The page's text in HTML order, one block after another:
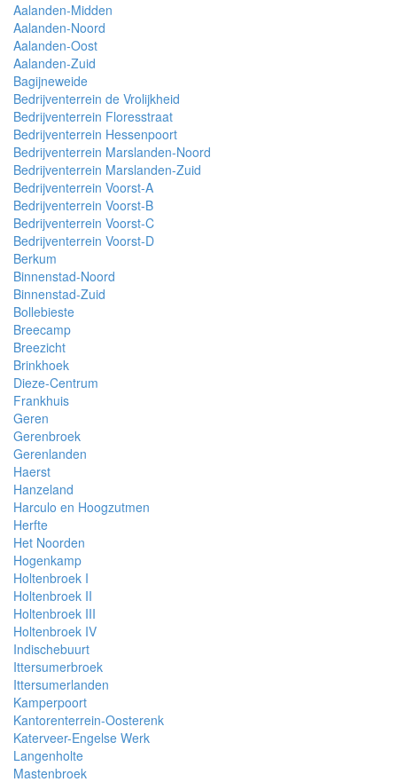
Aalanden-Midden
Aalanden-Noord
Aalanden-Oost
Aalanden-Zuid
Bagijneweide
Bedrijventerrein de Vrolijkheid
Bedrijventerrein Floresstraat
Bedrijventerrein Hessenpoort
Bedrijventerrein Marslanden-Noord
Bedrijventerrein Marslanden-Zuid
Bedrijventerrein Voorst-A
Bedrijventerrein Voorst-B
Bedrijventerrein Voorst-C
Bedrijventerrein Voorst-D
Berkum
Binnenstad-Noord
Binnenstad-Zuid
Bollebieste
Breecamp
Breezicht
Brinkhoek
Dieze-Centrum
Frankhuis
Geren
Gerenbroek
Gerenlanden
Haerst
Hanzeland
Harculo en Hoogzutmen
Herfte
Het Noorden
Hogenkamp
Holtenbroek I
Holtenbroek II
Holtenbroek III
Holtenbroek IV
Indischebuurt
Ittersumerbroek
Ittersumerlanden
Kamperpoort
Kantorenterrein-Oosterenk
Katerveer-Engelse Werk
Langenholte
Mastenbroek